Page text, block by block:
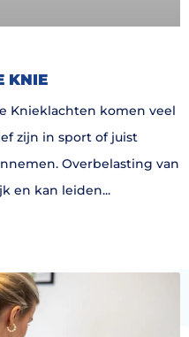
KNIE
Knieklachten komen veel
zijn in sport of juist
Overbelasting van
en kan leiden